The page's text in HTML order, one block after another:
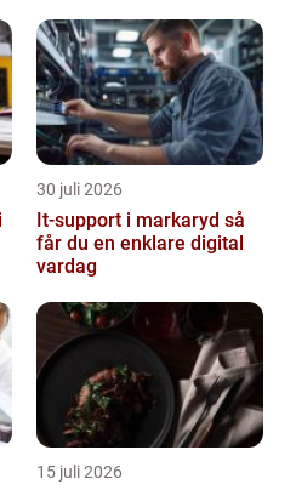
30 juli 2026
It-support i markaryd så
får du en enklare digital
vardag
15 juli 2026